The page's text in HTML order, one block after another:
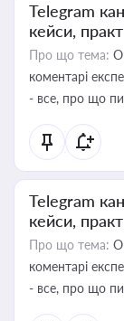
Telegram
кейси,
Про що тема:
коментарі
- все, про що
Telegram
кейси,
Про що тема:
коментарі
- все, про що